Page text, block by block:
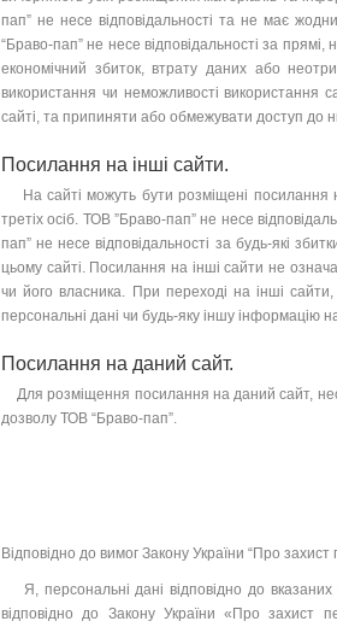
пап” не несе відповідальності та не має
“Браво-пап” не несе відповідальності за
економічний збиток, втрату даних або
використання чи неможливості використання
сайті, та припиняти або обмежувати доступ до
Посилання на інші сайти.
На сайті можуть бути розміщені посилання
третіх осіб. ТОВ ”Браво-пап” не несе
пап” не несе відповідальності за будь-які
цьому сайті. Посилання на інші сайти не
чи його власника. При переході на інші
персональні дані чи будь-яку іншу інформацію
Посилання на даний сайт.
Для розміщення посилання на даний сайт,
дозволу ТОВ “Браво-пап”.
Відповідно до вимог Закону України “Про
Я, персональні дані відповідно до вказаних
відповідно до Закону України «Про